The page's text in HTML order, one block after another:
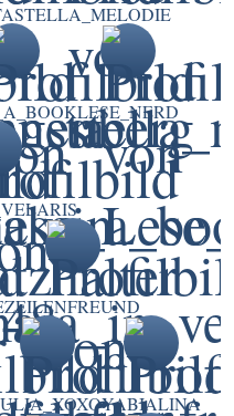
STELLA_MELODIE
LESE_NERD
ZEILENFREUND
YABIALINA